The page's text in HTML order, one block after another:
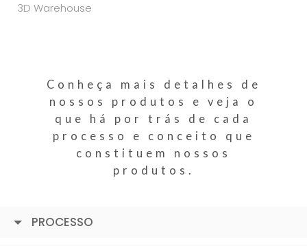
3D Warehouse
Conheça mais detalhes de
nossos produtos e veja o
que há por trás de cada
processo e conceito que
constituem nossos
produtos.
PROCESSO